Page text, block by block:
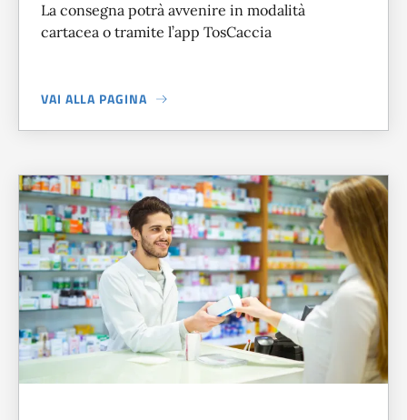
La consegna potrà avvenire in modalità
cartacea o tramite l’app TosCaccia
VAI ALLA PAGINA
A PROPOSITO DISTAGIONE VENATORIA 2026/2027,